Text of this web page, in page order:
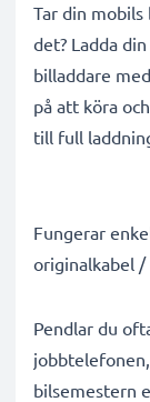
Tar din
det? Ladda
billaddare
på att köra
till full
Fungerar
originalkabel /
Pendlar du
bilsemestern